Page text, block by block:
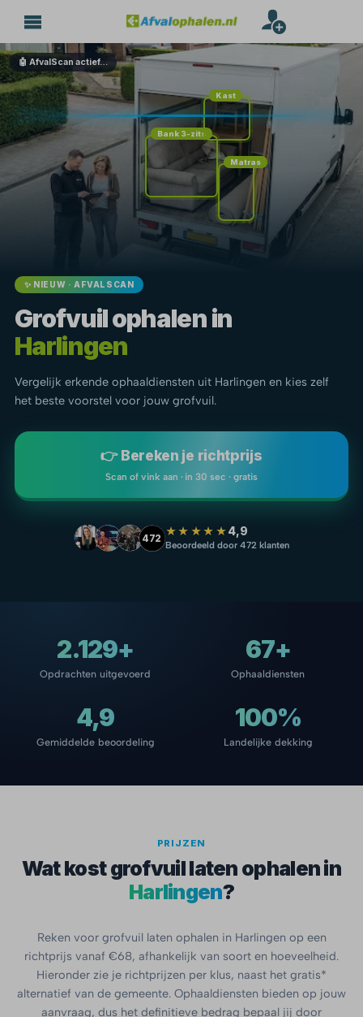
🤖 AfvalScan actief…
Bank 3-zits
Matras
Kast
✨ NIEUW · AFVALSCAN
Grofvuil ophalen in
Harlingen
Vergelijk erkende ophaaldiensten uit Harlingen en kies zelf
het beste voorstel voor jouw grofvuil.
👉 Bereken je richtprijs
Scan of vink aan · in 30 sec · gratis
472 ★★★★★4,9
Beoordeeld door 472 klanten
2.129+
Opdrachten uitgevoerd
67+
Ophaaldiensten
4,9
Gemiddelde beoordeling
100%
Landelijke dekking
PRIJZEN
Wat kost grofvuil laten ophalen in
Harlingen?
Reken voor grofvuil laten ophalen in Harlingen op een
richtprijs vanaf €68, afhankelijk van soort en hoeveelheid.
Hieronder zie je richtprijzen per klus, naast het gratis*
alternatief van de gemeente. Ophaaldiensten bieden op jouw
aanvraag, dus het definitieve bedrag bepaal jij door